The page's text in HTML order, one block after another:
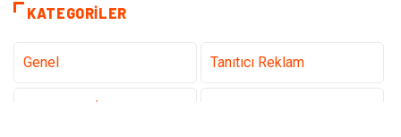
KATEGORILER
Genel Tanıtıcı Reklam
Teknoloji & İnternet